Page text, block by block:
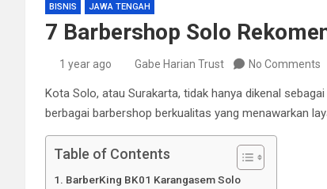
BISNIS JAWA TENGAH
7 Barbershop Solo
1 year ago Gabe Harian Trust No Comments
Kota Solo, atau Surakarta, tidak hanya dikenal
berbagai barbershop berkualitas yang menawarkan
Table of Contents
BarberKing BK01 Karangasem Solo